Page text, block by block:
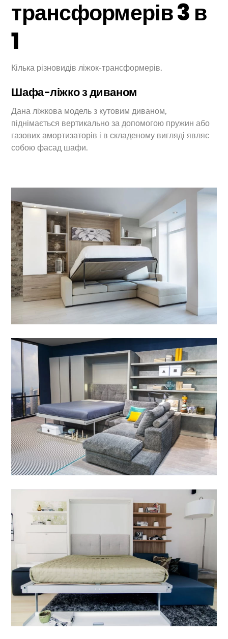
трансформерів 3 в
1
Кілька різновидів ліжок-трансформерів.
Шафа-ліжко з диваном
Дана ліжкова модель з кутовим диваном,
піднімається вертикально за допомогою пружин або
газових амортизаторів і в складеному вигляді являє
собою фасад шафи.